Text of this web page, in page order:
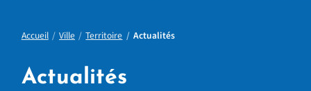
Accueil Ville Territoire Actualités
Actualités